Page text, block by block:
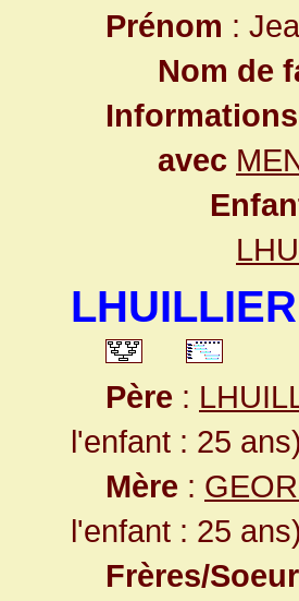
Prénom :
Nom de
avec
Père :
l'enfant : 25 ans)
Mère :
l'enfant : 25 ans)
Frères/